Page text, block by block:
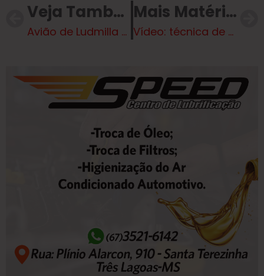
Veja Também
Avião de Ludmilla sofre falha e faz pouso de emergência; cantora revela detalhes
Mais Matérias
Vídeo: técnica de enfermagem quebra braço de menina acamada no DF